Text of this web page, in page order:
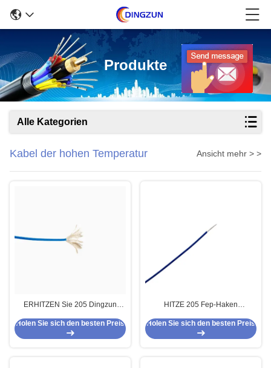
Produkte
Alle Kategorien
Kabel der hohen Temperatur Ansicht mehr > >
ERHITZEN Sie 205 Dingzun
Draht FEP Draht der hohen
Temperatur für Beleuchtung
Holen Sie sich den besten Preis
HITZE 205 Fep-Haken
Jumper Wire
Holen Sie sich den besten Preis